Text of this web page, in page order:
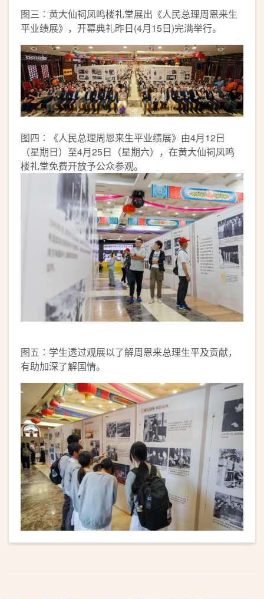
图三︰黄大仙祠凤鸣楼礼堂展出《人民总理周恩来生
平业绩展》，开幕典礼昨日(4月15日)完满举行。
图四︰《人民总理周恩来生平业绩展》由4月12日
（星期日）至4月25日（星期六），在黄大仙祠凤鸣
楼礼堂免费开放予公众参观。
图五︰学生透过观展以了解周恩来总理生平及贡献，
有助加深了解国情。